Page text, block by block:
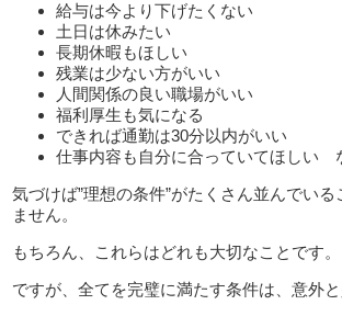
給与は今より下げたくない
土日は休みたい
長期休暇もほしい
残業は少ない方がいい
人間関係の良い職場がいい
福利厚生も気になる
できれば通勤は30分以内がいい
仕事内容も自分に合っていてほしい
気づけば”理想の条件”がたくさん並んでいる
ません。
もちろん、これらはどれも大切なことです。
ですが、全てを完璧に満たす条件は、意外と